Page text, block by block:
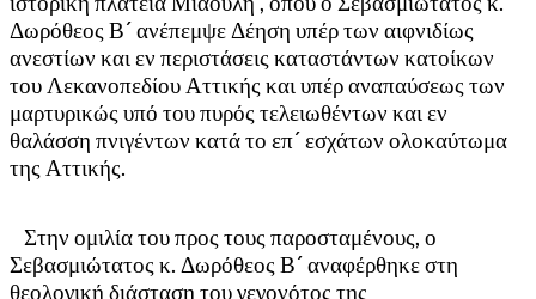
Δωρόθεος Β´ ανέπεμψε Δέηση υπέρ των αιφνιδίως
ανεστίων και εν περιστάσεις καταστάντων κατοίκων
του Λεκανοπεδίου Αττικής και υπέρ αναπαύσεως των
μαρτυρικώς υπό του πυρός τελειωθέντων και εν
θαλάσση πνιγέντων κατά το επ´ εσχάτων ολοκαύτωμα
της Αττικής.
Στην ομιλία του προς τους παροσταμένους, ο
Σεβασμιώτατος κ. Δωρόθεος Β´ αναφέρθηκε στη
θεολογική διάσταση του γεγονότος της